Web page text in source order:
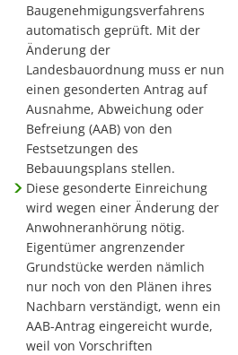
Baugenehmigungsverfahrens
automatisch geprüft. Mit der
Änderung der
Landesbauordnung muss er nun
einen gesonderten Antrag auf
Ausnahme, Abweichung oder
Befreiung (AAB) von den
Festsetzungen des
Bebauungsplans stellen.
Diese gesonderte Einreichung
wird wegen einer Änderung der
Anwohneranhörung nötig.
Eigentümer angrenzender
Grundstücke werden nämlich
nur noch von den Plänen ihres
Nachbarn verständigt, wenn ein
AAB-Antrag eingereicht wurde,
weil von Vorschriften